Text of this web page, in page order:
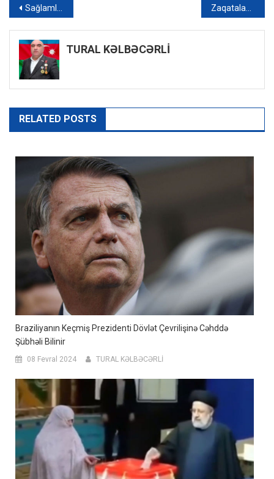
Yazı
naviqasiyası
Sağlamlıq imkanları məhdud şəxslərlə bağlı qanuna DƏYİŞİKLİK
TURAL KƏLBƏCƏRLİ
RELATED POSTS
Braziliyanın Keçmiş Prezidenti Dövlət Çevrilişinə Cəhddə
Şübhəli Bilinir
08 Fevral 2024 TURAL KƏLBƏCƏRLİ